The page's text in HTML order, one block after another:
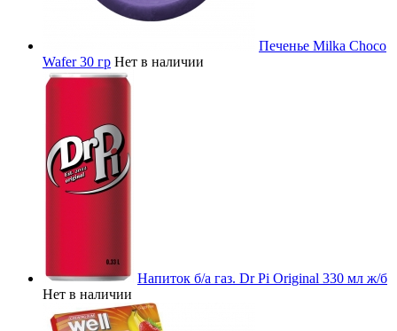
Печенье Milka Choco
Wafer 30 гр Нет в наличии
Напиток б/а газ. Dr Pi Original 330 мл ж/б
Нет в наличии